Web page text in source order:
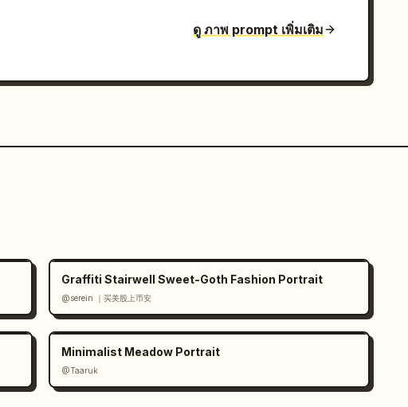
ดู ภาพ prompt เพิ่มเติม
Graffiti Stairwell Sweet-Goth Fashion Portrait
@serein ｜买美股上币安
Minimalist Meadow Portrait
@Taaruk